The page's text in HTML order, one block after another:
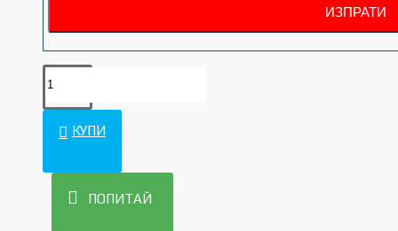
КУПИ
ПОПИТАЙ